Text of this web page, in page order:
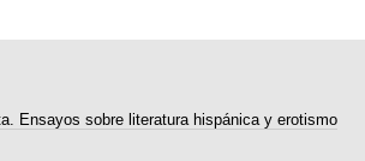
Ensayos sobre literatura hispánica y erotismo